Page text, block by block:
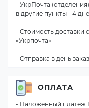
- УкрПочта
в другие пункты - 4
- Стоимость доставки
«Укрпочта»
- Отправка в день
ОПЛАТА
- Наложенный платеж